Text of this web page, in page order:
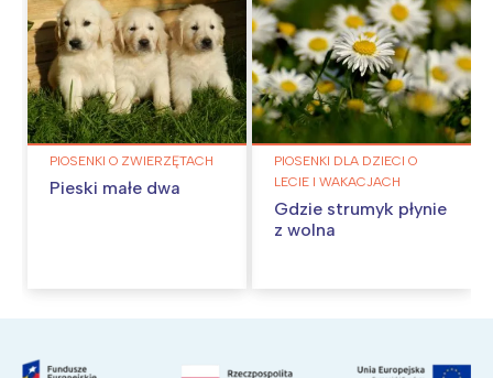
PIOSENKI O ZWIERZĘTACH
Pieski małe dwa
PIOSENKI DLA DZIECI O
LECIE I WAKACJACH
Gdzie strumyk płynie
z wolna